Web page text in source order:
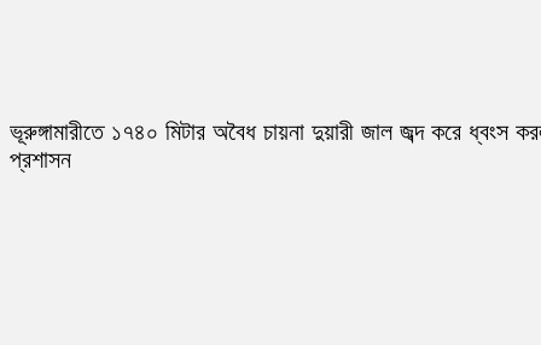
ভূরুঙ্গামারীতে ১৭৪০ মিটার অবৈধ চায়না দুয়ারী জাল জব্দ করে ধ্বংস
প্রশাসন